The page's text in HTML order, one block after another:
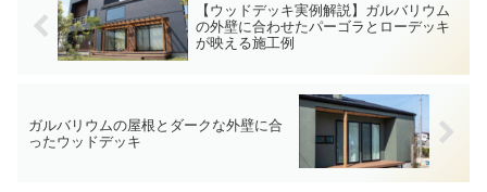
【ウッドデッキ実例解説】ガルバリウム
の外壁に合わせたパーゴラとローデッキ
が映える施工例
ガルバリウムの屋根とダークな外壁に合
ったウッドデッキ